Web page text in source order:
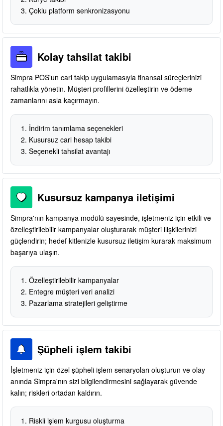
Çoklu platform senkronizasyonu
Kolay tahsilat takibi
Simpra POS'un cari takip uygulamasıyla finansal süreçlerinizi
rahatlıkla yönetin. Müşteri profillerini özelleştirin ve ödeme
zamanlarını asla kaçırmayın.
İndirim tanımlama seçenekleri
Kusursuz cari hesap takibi
Seçenekli tahsilat avantajı
Kusursuz kampanya iletişimi
Simpra'nın kampanya modülü sayesinde, işletmeniz için etkili ve
özelleştirilebilir kampanyalar oluşturarak müşteri ilişkilerinizi
güçlendirin; hedef kitlenizle kusursuz iletişim kurarak maksimum
başarıya ulaşın.
Özelleştirilebilir kampanyalar
Entegre müşteri veri analizi
Pazarlama stratejileri geliştirme
Şüpheli işlem takibi
İşletmeniz için özel şüpheli işlem senaryoları oluşturun ve olay
anında Simpra'nın sizi bilgilendirmesini sağlayarak güvende
kalın; riskleri ortadan kaldırın.
Riskli işlem kurgusu oluşturma